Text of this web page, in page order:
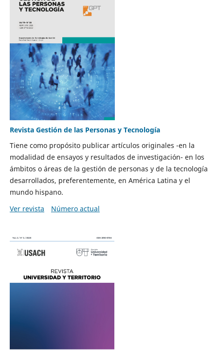
Revista Gestión de las Personas y Tecnología
Tiene como propósito publicar artículos originales -en la
modalidad de ensayos y resultados de investigación- en los
ámbitos o áreas de la gestión de personas y de la tecnología
desarrollados, preferentemente, en América Latina y el
mundo hispano.
Ver revista
Número actual